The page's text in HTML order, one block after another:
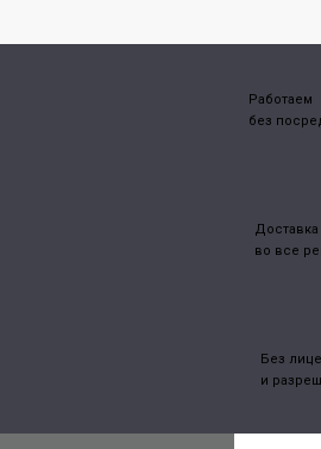
Работаем
без
Доставка
во все
Без
и